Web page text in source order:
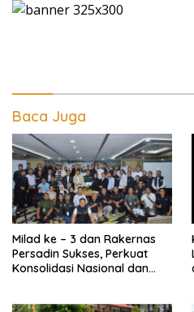
Baca Juga
Milad ke – 3 dan Rakernas
Persadin Sukses, Perkuat
Konsolidasi Nasional dan